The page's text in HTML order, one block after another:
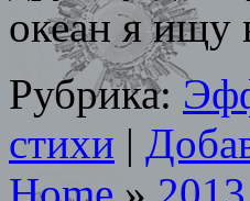
океан я
Рубрика:
стихи |